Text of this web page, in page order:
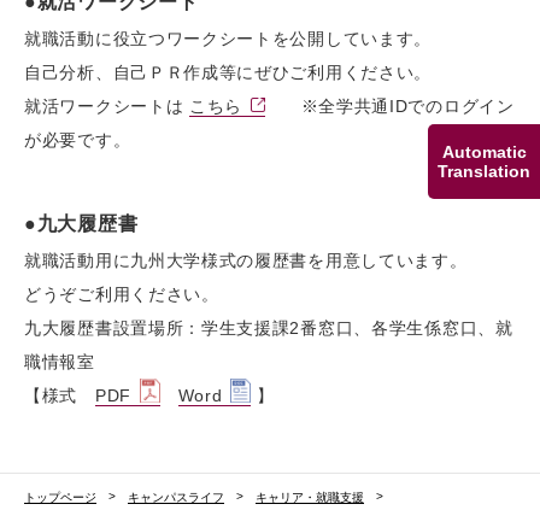
Automatic
Translation
就職活動に役立つワークシートを公開しています。
自己分析、自己ＰＲ作成等にぜひご利用ください。
就活ワークシートは こちら
※全学共通IDでのログイン
が必要です。
●九大履歴書
就職活動用に九州大学様式の履歴書を用意しています。
どうぞご利用ください。
九大履歴書設置場所：学生支援課2番窓口、各学生係窓口、就
職情報室
【様式 PDF Word 】
トップページ キャンパスライフ
キャリア・就職支援